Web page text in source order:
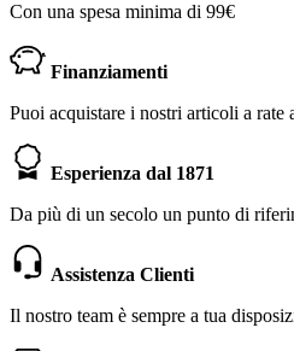
Con una spesa minima di 99€
Finanziamenti
Puoi acquistare i nostri articoli a rate
Esperienza dal 1871
Da più di un secolo un punto di
Assistenza Clienti
Il nostro team è sempre a tua